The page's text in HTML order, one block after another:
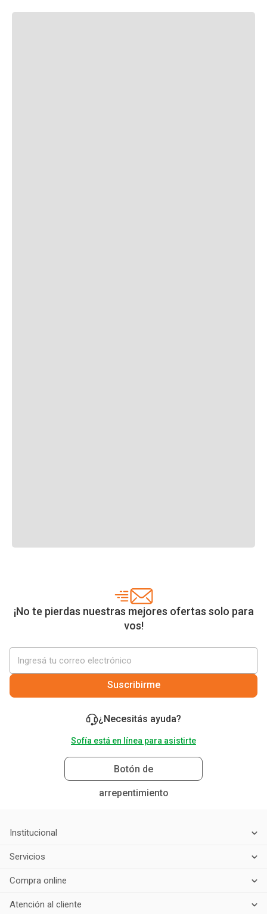
¡No te pierdas nuestras mejores ofertas solo para
vos!
Suscribirme
¿Necesitás ayuda?
Sofía está en línea para asistirte
Botón de
arrepentimiento
Institucional
Servicios
Compra online
Atención al cliente